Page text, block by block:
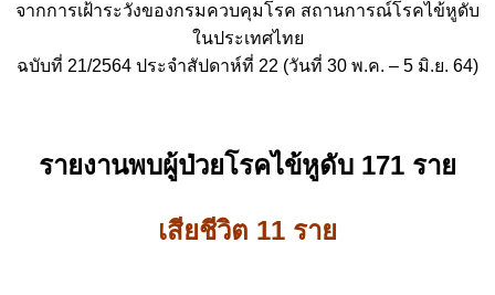
จากการเฝ้าระวังของกรมควบคุมโรค สถานการณ์โรคไข้หูดับ
ในประเทศไทย
ฉบับที่ 21/2564 ประจำสัปดาห์ที่ 22 (วันที่ 30 พ.ค. – 5 มิ.ย. 64)
รายงานพบผู้ป่วยโรคไข้หูดับ 171 ราย
เสียชีวิต 11 ราย